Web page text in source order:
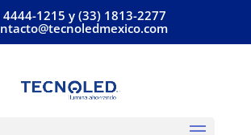
4444-1215 y (33) 1813-2277